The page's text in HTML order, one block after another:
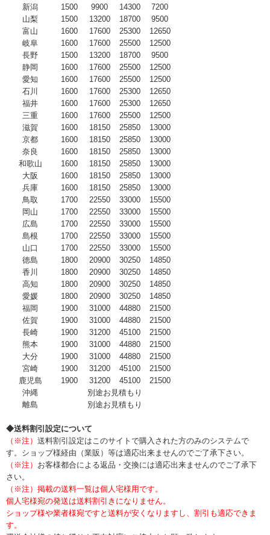
新潟
1500 9900 14300
7200
山梨
1500 13200 18700
9500
富山
1600 17600 25300
12650
岐阜
1600 17600 25500
12500
長野
1500 13200 18700
9500
静岡
1600 17600 25500
12500
愛知
1600 17600 25500
12500
石川
1600 17600 25300
12650
福井
1600 17600 25300
12650
三重
1600 17600 25500
12500
滋賀
1600 18150 25850
13000
京都
1600 18150 25850
13000
奈良
1600 18150 25850
13000
和歌山
1600 18150 25850
13000
大阪
1600 18150 25850
13000
兵庫
1600 18150 25850
13000
鳥取
1700 22550 33000
15500
岡山
1700 22550 33000
15500
広島
1700 22550 33000
15500
島根
1700 22550 33000
15500
山口
1700 22550 33000
15500
徳島
1800 20900 30250
14850
香川
1800 20900 30250
14850
高知
1800 20900 30250
14850
愛媛
1800 20900 30250
14850
福岡
1900 31000 44880
21500
佐賀
1900 31000 44880
21500
長崎
1900 31200 45100
21500
熊本
1900 31000 44880
21500
大分
1900 31000 44880
21500
宮崎
1900 31200 45100
21500
鹿児島
1900 31200 45100
21500
沖縄
別途お見積もり
離島
別途お見積もり
◆送料割引設定について
（※注） 送料割引設定はこのサイトで購入された方のみのシステムで
す。ショップ様経由（業販）等は適応出来ませんのでご了承下さい。
（※注） お客様都合による返品・交換には適応出来ませんのでご了承下
さい。
（※注）掲載の送料一覧は個人宅様用です。
個人宅様宛の発送は送料割引きになりません。
ショップ様や業者様宛ですと送料が安くなりますし、割引も適応できま
す。